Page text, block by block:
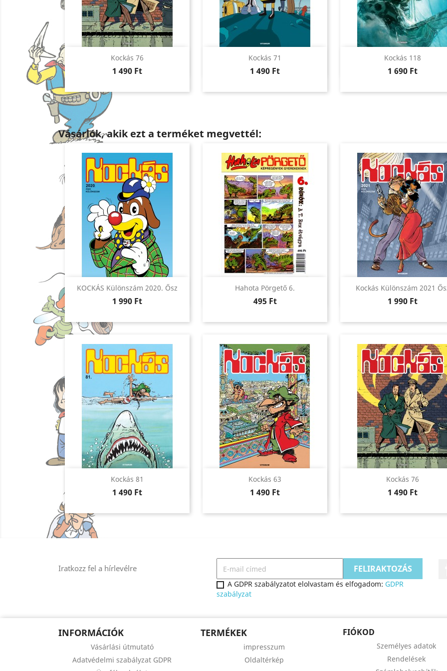
Kockás 76
Ár
1 490 Ft
Előnézet Kockás 71
Ár
1 490 Ft
Előnézet Kockás 118
Ár
1 690 Ft
Előnézet
Vásárlók, akik ezt a terméket megvettél:
KOCKÁS Különszám 2020. Ősz
Ár
1 990 Ft
Előnézet Hahota Pörgető 6.
Ár
495 Ft
Előnézet Kockás Különszám 2021
Ár
1 990 Ft
Előnézet
Kockás 81
Ár
1 490 Ft
Előnézet Kockás 63
Ár
1 490 Ft
Előnézet Kockás 76
Ár
1 490 Ft
Előnézet
Iratkozz fel a hírlevélre
A GDPR szabályzatot elolvastam és elfogadom: GDPR
szabályzat
INFORMÁCIÓK
Vásárlási útmutató
Adatvédelmi szabályzat GDPR
TERMÉKEK
impresszum
Oldaltérkép
FIÓKOD
Személyes adatok
Rendelések